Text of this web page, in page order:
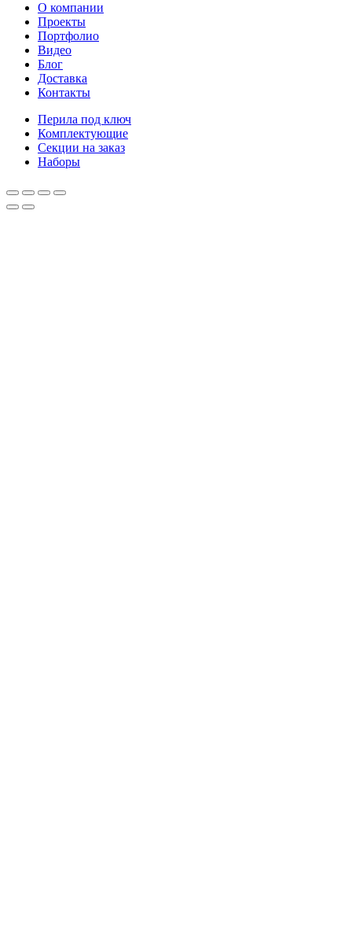
О компании
Проекты
Портфолио
Видео
Блог
Доставка
Контакты
Перила под ключ
Комплектующие
Секции на заказ
Наборы